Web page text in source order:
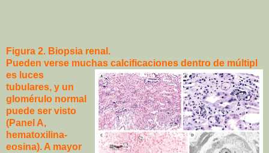
Figura 2. Biopsia renal.
Pueden verse muchas calcificaciones dentro de múltipl
es luces
tubulares, y un
glomérulo normal
puede ser visto
(Panel A,
hematoxilina-
eosina). A mayor